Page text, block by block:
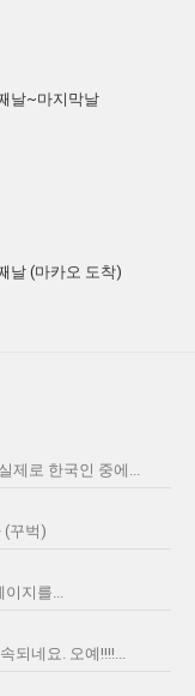
날~마지막날
날 (마카오 도착)
제로 한국인 중에...
(꾸벅)
지를...
되네요. 오예!!!!...